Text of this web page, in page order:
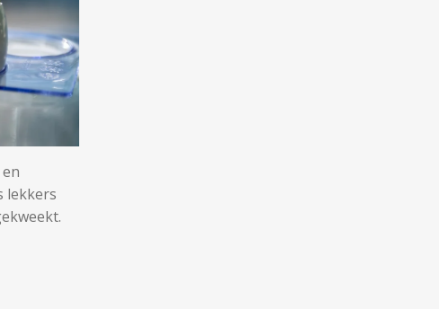
lekkers